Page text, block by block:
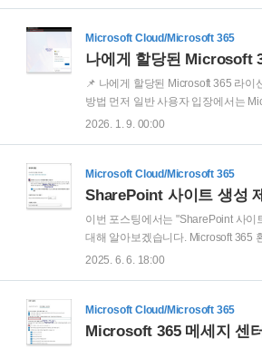
참조하여 질문에 응답을 하는 에이전
이번 포스팅에서는 "Copilot Studio 에
에 대해 알아보겠습니다. Copilot
(https://copilotstudio.microsoft.com)에
Microsoft Cloud/Microsoft 365
📌 나에게 할당된 Microsoft 365 라이
방법 먼저 일반 사용자 입장에서는
정확하게 알 필요가 없을수도 있습니
는 Microsoft 365 관리자 역할이 없는
위한 포스팅 입니다. Microsoft 365를
Microsoft E3 인지 Microsoft 365 E5
이 안 되는데 라이선스 문제인가?”“
함되..
2026. 1. 9. 00:00
Microsoft Cloud/Microsoft 365
SharePoint 사이트 생성
이번 포스팅에서는 "SharePoint 사이
대해 알아보겠습니다. Microsoft 365
트 생성 권한을 제어하는 방법에 대해
한 사이트 난립데이터 관리 및 거버넌
리스크 증가Teams 생성과 연계된 무
2025. 6. 6. 18:00
Microsoft Cloud/Microsoft 365